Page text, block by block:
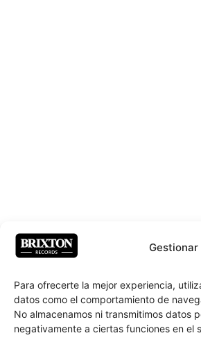
Para ofrecerte la mejor experiencia,
datos como el comportamiento de
No almacenamos ni transmitimos datos
negativamente a ciertas funciones en el